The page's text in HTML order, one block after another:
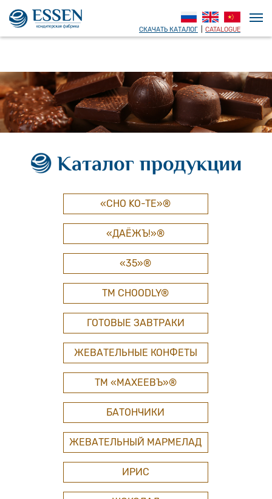
СКАЧАТЬ КАТАЛОГ CATALOGUE
Каталог продукции
«CHO KO-TE»®
«ДАЁЖЪ!»®
«35»®
ТМ СHOODLY®
ГОТОВЫЕ ЗАВТРАКИ
ЖЕВАТЕЛЬНЫЕ КОНФЕТЫ
ТМ «МАХЕЕВЪ»®
БАТОНЧИКИ
ЖЕВАТЕЛЬНЫЙ МАРМЕЛАД
ИРИС